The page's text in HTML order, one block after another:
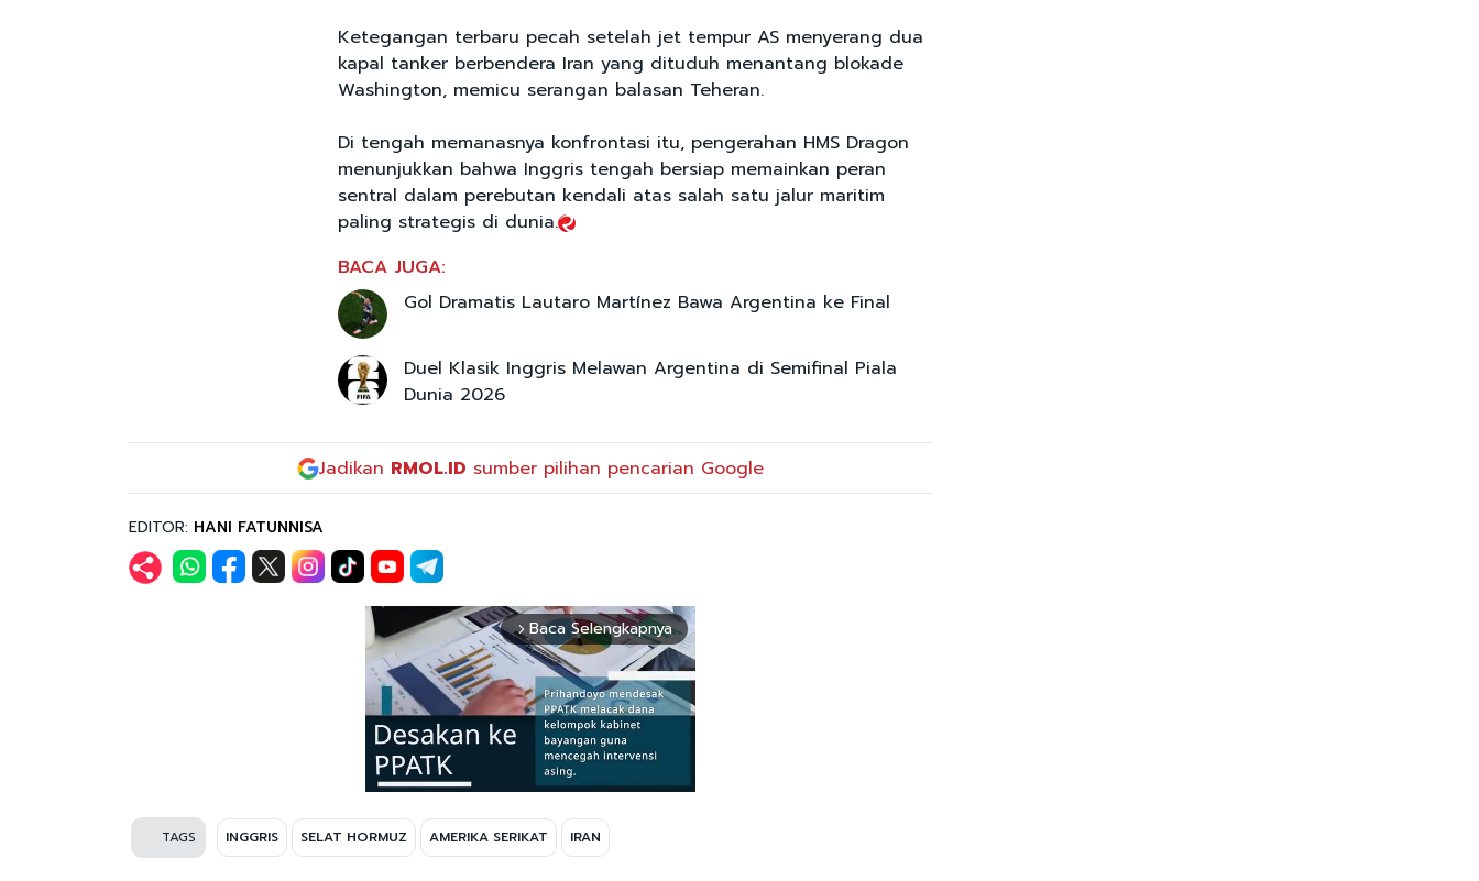
Ketegangan terbaru pecah setelah jet tempur AS menyerang dua
kapal tanker berbendera Iran yang dituduh menantang blokade
Washington, memicu serangan balasan Teheran.
Di tengah memanasnya konfrontasi itu, pengerahan HMS Dragon
menunjukkan bahwa Inggris tengah bersiap memainkan peran
sentral dalam perebutan kendali atas salah satu jalur maritim
paling strategis di dunia.
BACA JUGA:
Gol Dramatis Lautaro Martínez Bawa Argentina ke Final
Duel Klasik Inggris Melawan Argentina di Semifinal Piala
Dunia 2026
Jadikan RMOL.ID sumber pilihan pencarian Google
EDITOR: HANI FATUNNISA
arrow_forward_ios Baca Selengkapnya
TAGS INGGRIS SELAT HORMUZ AMERIKA SERIKAT IRAN